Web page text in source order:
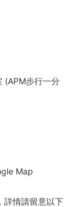
(APM步行一分
Map
詳情請留意以下